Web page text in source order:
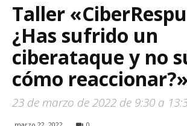
Taller
¿Has sufrido un
ciberataque y no
cómo reaccionar?»
23 de marzo de 2022 de 9:30 a